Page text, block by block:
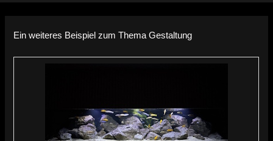
Ein weiteres Beispiel zum Thema Gestaltung